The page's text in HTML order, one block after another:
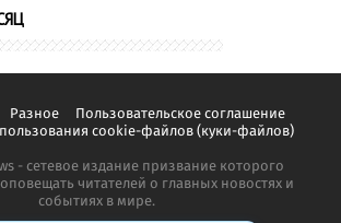
Разное Пользовательское соглашение
cookie-файлов (куки-файлов)
- сетевое издание призвание которого
читателей о главных новостях и
событиях в мире.